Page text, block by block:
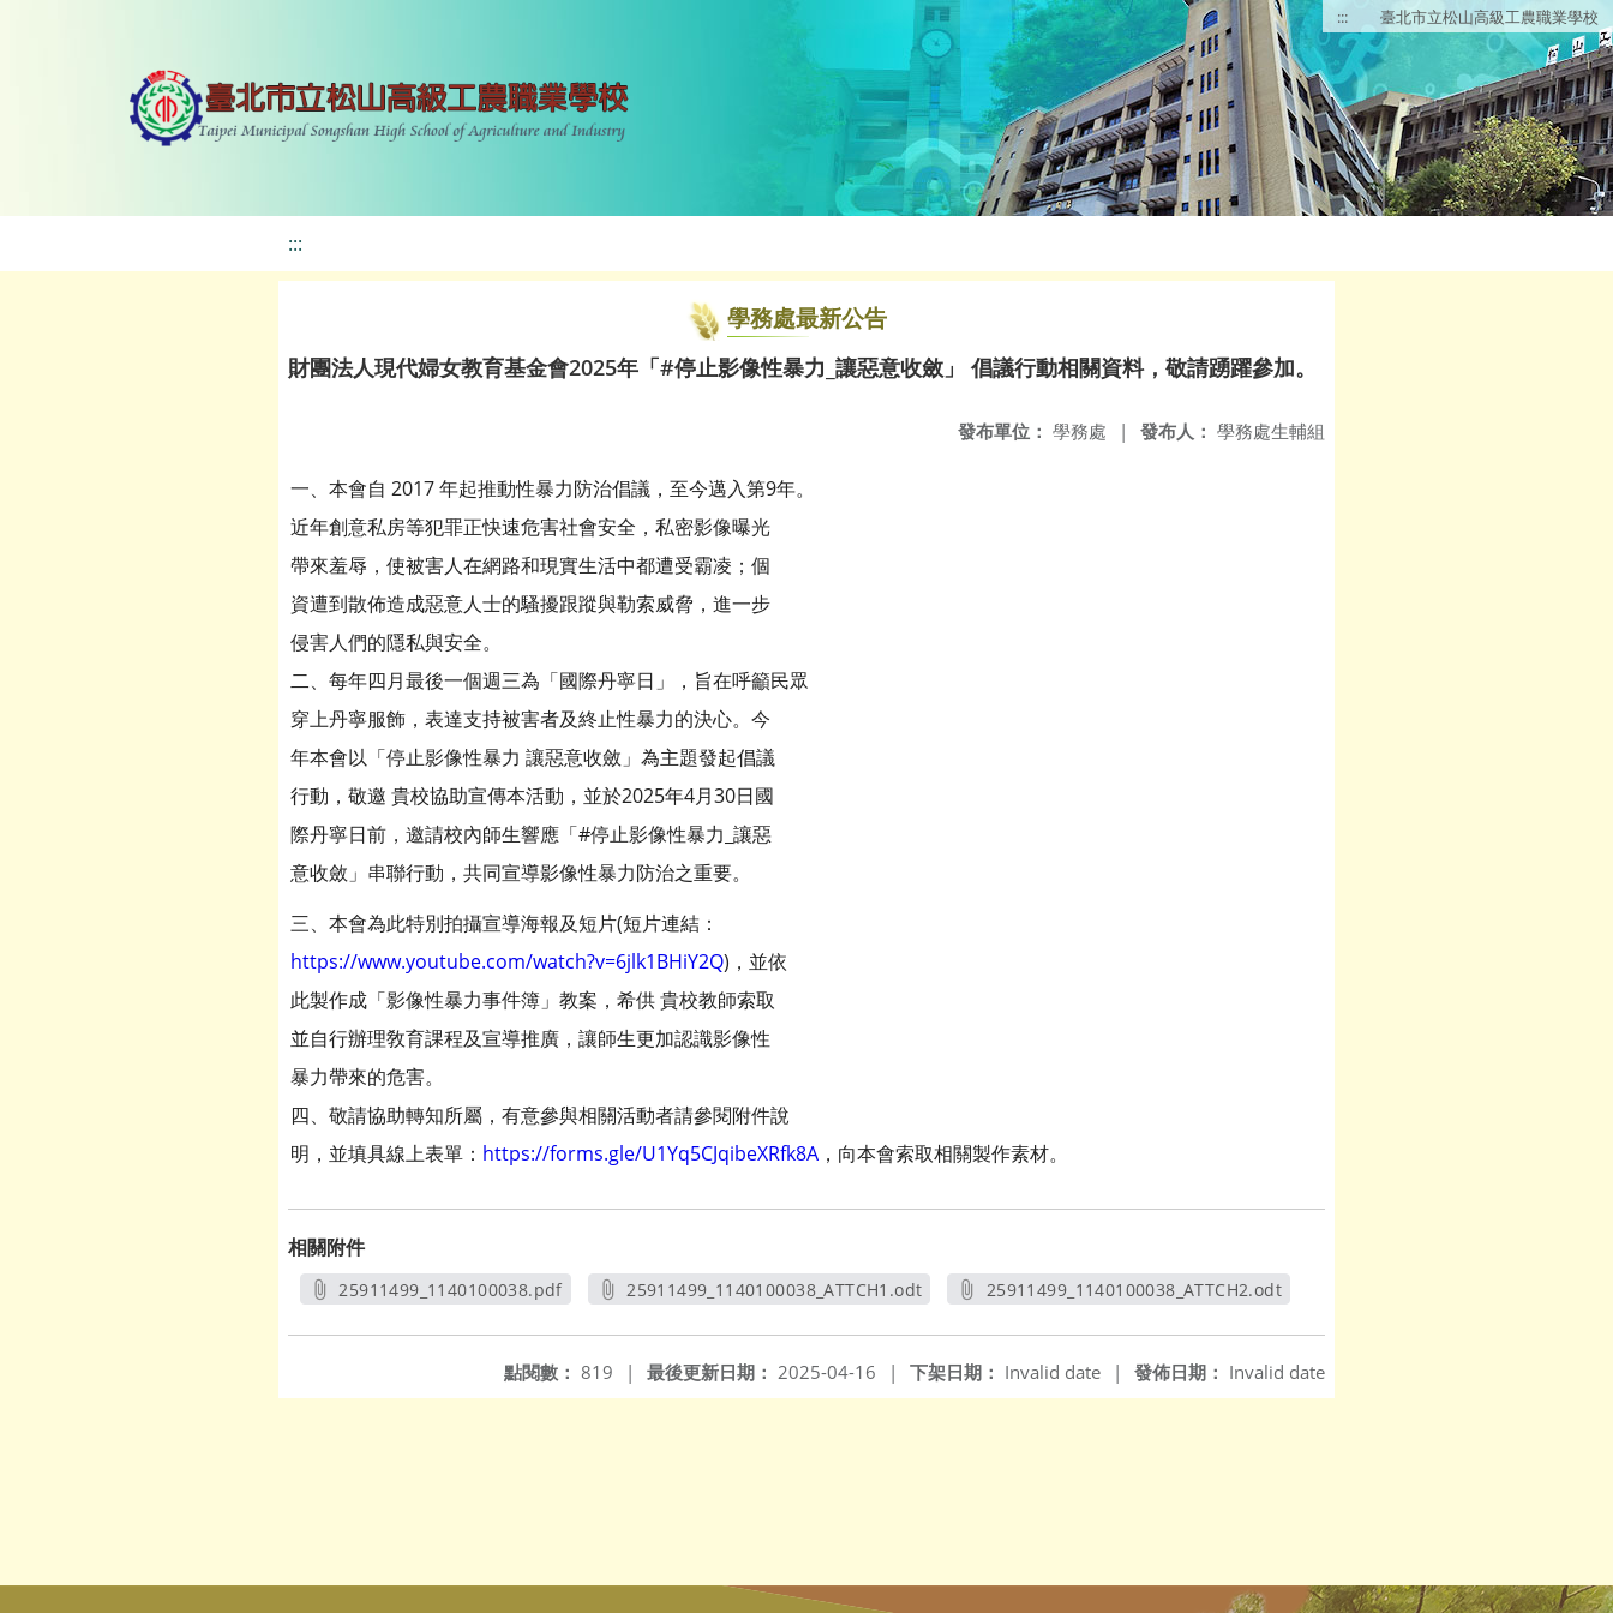
::: 臺北市立松山高級工農職業學校
:::
學務處最新公告
財團法人現代婦女教育基金會2025年「#停止影像性暴力_讓惡意收斂」 倡議行動相關資料，敬請踴躍參加。
發布人： 學務處生輔組
發布單位： 學務處 |
一、本會自 2017 年起推動性暴力防治倡議，至今邁入第9年。
近年創意私房等犯罪正快速危害社會安全，私密影像曝光
帶來羞辱，使被害人在網路和現實生活中都遭受霸凌；個
資遭到散佈造成惡意人士的騷擾跟蹤與勒索威脅，進一步
侵害人們的隱私與安全。
二、每年四月最後一個週三為「國際丹寧日」，旨在呼籲民眾
穿上丹寧服飾，表達支持被害者及終止性暴力的決心。今
年本會以「停止影像性暴力 讓惡意收斂」為主題發起倡議
行動，敬邀 貴校協助宣傳本活動，並於2025年4月30日國
際丹寧日前，邀請校內師生響應「#停止影像性暴力_讓惡
意收斂」串聯行動，共同宣導影像性暴力防治之重要。
三、本會為此特別拍攝宣導海報及短片(短片連結：
https://www.youtube.com/watch?v=6jlk1BHiY2Q)，並依
此製作成「影像性暴力事件簿」教案，希供 貴校教師索取
並自行辦理敎育課程及宣導推廣，讓師生更加認識影像性
暴力帶來的危害。
四、敬請協助轉知所屬，有意參與相關活動者請參閱附件說
明，並填具線上表單： https://forms.gle/U1Yq5CJqibeXRfk8A ，向本會索取相關製作素材。
相關附件
25911499_1140100038.pdf
25911499_1140100038_ATTCH1.odt
25911499_1140100038_ATTCH2.odt
發佈日期： Invalid date
下架日期： Invalid date |
最後更新日期： 2025-04-16 |
點閱數： 819 |